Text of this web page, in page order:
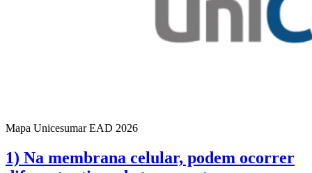
Mapa Unicesumar EAD 2026
1) Na membrana celular, podem ocorrer